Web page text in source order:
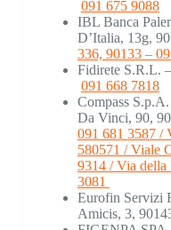
091 675 9088
IBL Banca
D’Italia, 13g,
336, 90133 –
Fidirete S.R.L.
091 668 7818
Compass S.p.A.
Da Vinci, 90,
091 681 3587 /
580571 / Viale
9314 /Via della
3081
Eurofin Servizi
Amicis, 3,